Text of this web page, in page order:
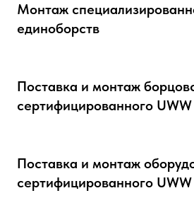
Монтаж
единоборств
Поставка и монтаж
сертифицированного UWW
Поставка и монтаж
сертифицированного UWW